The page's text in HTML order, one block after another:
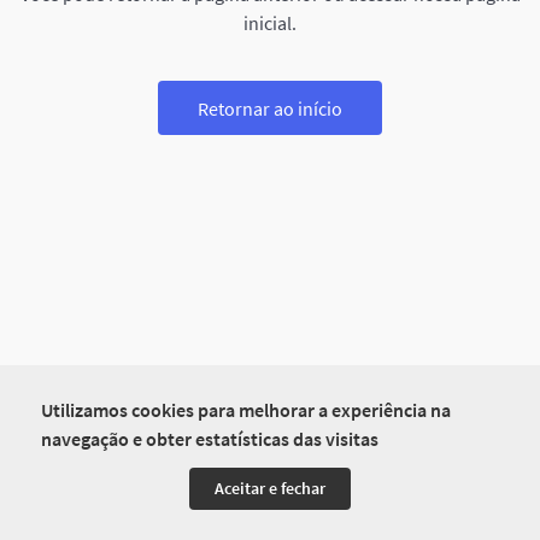
Utilizamos cookies para melhorar a experiência na
navegação e obter estatísticas das visitas
Aceitar e fechar
inicial.
Retornar ao início